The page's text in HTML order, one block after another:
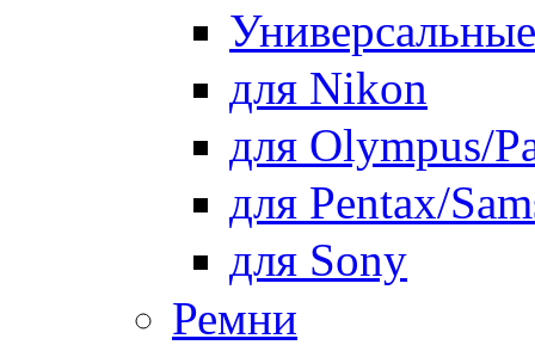
Универсальные
для Nikon
для Olympus/
для Pentax/
для Sony
Ремни